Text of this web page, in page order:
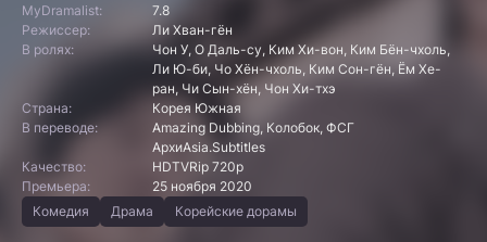
MyDramalist:
7.8
Режиссер:
Ли Хван-гён
В ролях:
Чон У, О Даль-су, Ким Хи-вон, Ким Бён-чхоль,
Ли Ю-би, Чо Хён-чхоль, Ким Сон-гён, Ём Хе-
ран, Чи Сын-хён, Чон Хи-тхэ
Страна:
Корея Южная
В переводе:
Amazing Dubbing, Колобок, ФСГ
АрхиAsia.Subtitles
Качество:
HDTVRip 720p
Премьера:
25 ноября 2020
Комедия
Драма Корейские дорамы